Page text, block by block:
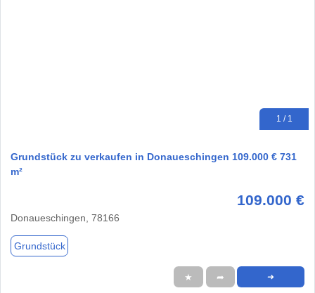
1 / 1
Grundstück zu verkaufen in Donaueschingen 109.000 € 731
m²
109.000 €
Donaueschingen, 78166
Grundstück
★ ➦ ➜